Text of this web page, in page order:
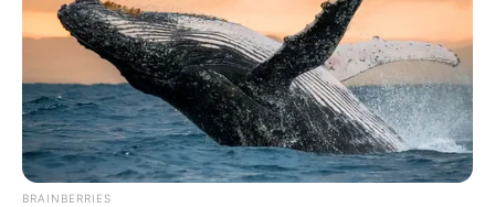
BRAINBERRIES